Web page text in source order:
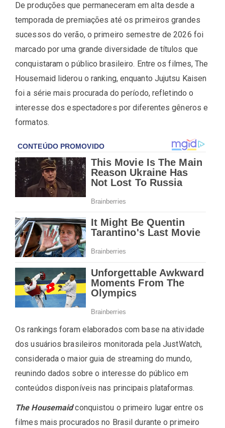
De produções que permaneceram em alta desde a
temporada de premiações até os primeiros grandes
sucessos do verão, o primeiro semestre de 2026 foi
marcado por uma grande diversidade de títulos que
conquistaram o público brasileiro. Entre os filmes, The
Housemaid liderou o ranking, enquanto Jujutsu Kaisen
foi a série mais procurada do período, refletindo o
interesse dos espectadores por diferentes gêneros e
formatos.
Os rankings foram elaborados com base na atividade
dos usuários brasileiros monitorada pela JustWatch,
considerada o maior guia de streaming do mundo,
reunindo dados sobre o interesse do público em
conteúdos disponíveis nas principais plataformas.
The Housemaidconquistou o primeiro lugar entre os
filmes mais procurados no Brasil durante o primeiro